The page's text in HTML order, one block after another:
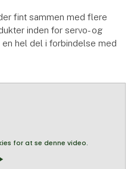
fint sammen med flere
inden for servo- og
hel del i forbindelse med
for at se denne video.